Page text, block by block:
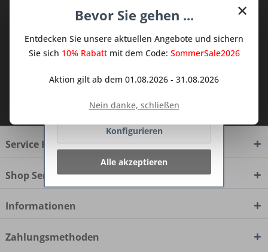
TraumKüche Newsletter und verpassen
dem Traum Küchen - Shop.
zur Kenntnis genommen.
Service Hotline
Shop Service
Informationen
Zahlungsmethoden
×
Bevor Sie gehen ...
Entdecken Sie unsere aktuellen Angebote und sichern
Sie sich 10% Rabattmit dem Code: SommerSale2026
Aktion gilt ab dem 01.08.2026 - 31.08.2026
Nein danke, schließen
dienen oder die Interaktion mit
Netzwerken vereinfachen sollen,
werden nur mit Ihrer Zustimmung
Ablehnen
Konfigurieren
Alle akzeptieren